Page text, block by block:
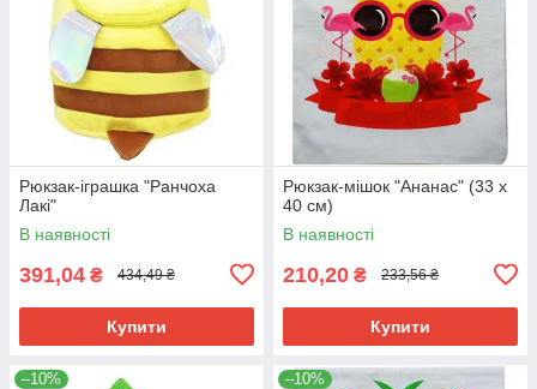
Рюкзак-іграшка "Ранчоха
Лакі"
В наявності
391,04 ₴ 434,49 ₴
Купити
Рюкзак-мішок "Ананас" (33 х
40 см)
В наявності
210,20 ₴ 233,56 ₴
Купити
–10% –10%